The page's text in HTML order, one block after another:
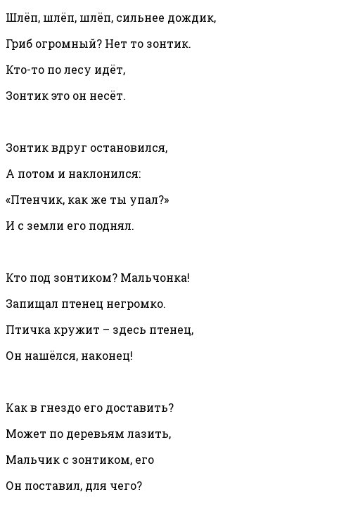
Шлёп, шлёп, шлёп, сильнее дождик,
Гриб огромный? Нет то зонтик.
Кто-то по лесу идёт,
Зонтик это он несёт.
Зонтик вдруг остановился,
А потом и наклонился:
«Птенчик, как же ты упал?»
И с земли его поднял.
Кто под зонтиком? Мальчонка!
Запищал птенец негромко.
Птичка кружит – здесь птенец,
Он нашёлся, наконец!
Как в гнездо его доставить?
Может по деревьям лазить,
Мальчик с зонтиком, его
Он поставил, для чего?